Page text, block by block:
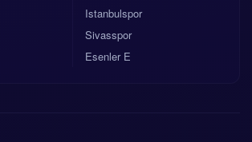
Istanbulspor
Sivasspor
Esenler E